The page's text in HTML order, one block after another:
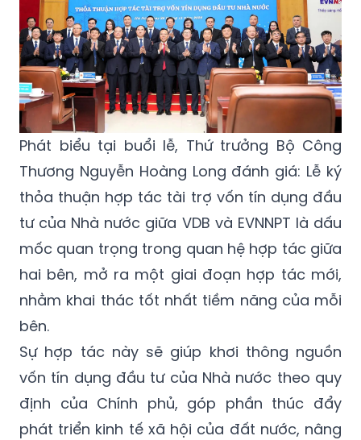
Phát biểu tại buổi lễ, Thứ trưởng Bộ Công
Thương Nguyễn Hoàng Long đánh giá: Lễ ký
thỏa thuận hợp tác tài trợ vốn tín dụng đầu
tư của Nhà nước giữa VDB và EVNNPT là dấu
mốc quan trọng trong quan hệ hợp tác giữa
hai bên, mở ra một giai đoạn hợp tác mới,
nhằm khai thác tốt nhất tiềm năng của mỗi
bên.
Sự hợp tác này sẽ giúp khơi thông nguồn
vốn tín dụng đầu tư của Nhà nước theo quy
định của Chính phủ, góp phần thúc đẩy
phát triển kinh tế xã hội của đất nước, nâng